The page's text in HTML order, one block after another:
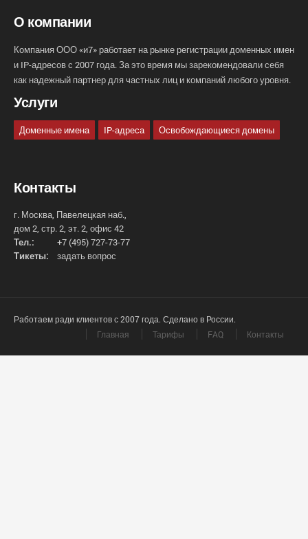
О компании
Компания ООО «и7» работает на рынке регистрации доменных имен
и IP-адресов с 2007 года. За это время мы зарекомендовали себя
как надежный партнер для частных лиц и компаний любого уровня.
Услуги
Доменные имена IP-адреса Освобождающиеся домены
Контакты
г. Москва, Павелецкая наб.,
дом 2, стр. 2, эт. 2, офис 42
Тел.:
+7 (495) 727-73-77
Тикеты:
задать вопрос
Работаем ради клиентов с 2007 года. Сделано в России.
Главная
Тарифы FAQ Контакты